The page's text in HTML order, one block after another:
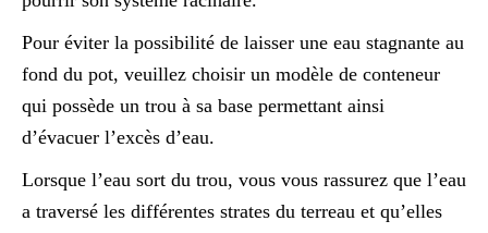
Pour éviter la possibilité de laisser une eau stagnante au
fond du pot, veuillez choisir un modèle de conteneur
qui possède un trou à sa base permettant ainsi
d’évacuer l’excès d’eau.
Lorsque l’eau sort du trou, vous vous rassurez que l’eau
a traversé les différentes strates du terreau et qu’elles